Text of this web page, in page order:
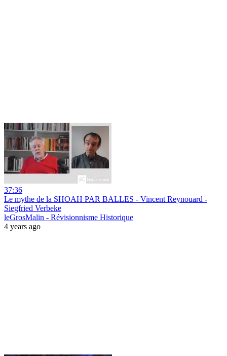
37:36
Le mythe de la SHOAH PAR BALLES - Vincent Reynouard -
Siegfried Verbeke
leGrosMalin - Révisionnisme Historique
4 years ago